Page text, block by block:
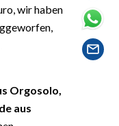
wir haben
Orgosolo,
aus